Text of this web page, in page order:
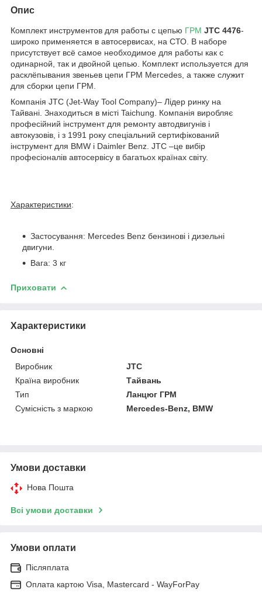
Опис
Комплект инструментов для работы с цепью ГРМ JTC 4476-
широко применяется в автосервисах, на СТО. В наборе
присутствует всё самое необходимое для работы как с
одинарной, так и двойной цепью. Комплект используется для
расклёпывания звеньев цепи ГРМ Mercedes, а также служит
для сборки цепи ГРМ.
Компанія JTC (Jet-Way Tool Company)– Лідер ринку на
Тайвані. Знаходиться в місті Taichung. Компанія виробляє
професійний інструмент для ремонту автодвигунів і
автокузовів, і з 1991 року спеціальний сертифікований
інструмент для BMW і Daimler Benz. JTC –це вибір
професіоналів автосервісу в багатьох країнах світу.
Характеристики:
Застосування: Mercedes Benz бензинові і дизельні
двигуни.
Вага: 3 кг
Приховати
Характеристики
Основні
Виробник
JTC
Країна виробник
Тайвань
Тип
Ланцюг ГРМ
Сумісність з маркою
Mercedes-Benz, BMW
Умови доставки
Нова Пошта
Всі умови доставки
Умови оплати
Післяплата
Оплата картою Visa, Mastercard - WayForPay